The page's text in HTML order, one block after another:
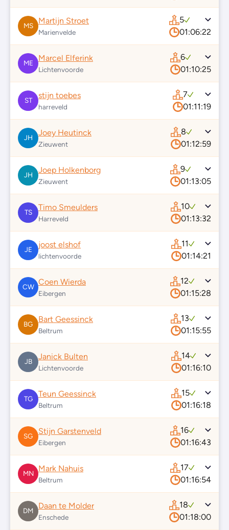
MS
Martijn Stroet
Marienvelde
5
01:06:22
ME
Marcel Elferink
Lichtenvoorde
6
01:10:25
ST
stijn toebes
harreveld
7
01:11:19
JH
Joey Heutinck
Zieuwent
8
01:12:59
JH
Joep Holkenborg
Zieuwent
9
01:13:05
TS
Timo Smeulders
Harreveld
10
01:13:32
JE
joost elshof
lichtenvoorde
11
01:14:21
CW
Coen Wierda
Eibergen
12
01:15:28
BG
Bart Geessinck
Beltrum
13
01:15:55
JB
Janick Bulten
Lichtenvoorde
14
01:16:10
TG
Teun Geessinck
Beltrum
15
01:16:18
SG
Stijn Garstenveld
Eibergen
16
01:16:43
MN
Mark Nahuis
Beltrum
17
01:16:54
DM
Daan te Molder
Enschede
18
01:18:00